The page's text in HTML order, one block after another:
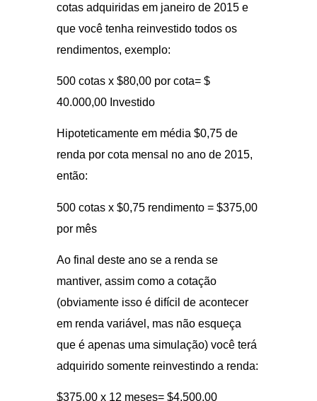
cotas adquiridas em janeiro de 2015 e
que você tenha reinvestido todos os
rendimentos, exemplo:
500 cotas x $80,00 por cota= $
40.000,00 Investido
Hipoteticamente em média $0,75 de
renda por cota mensal no ano de 2015,
então:
500 cotas x $0,75 rendimento = $375,00
por mês
Ao final deste ano se a renda se
mantiver, assim como a cotação
(obviamente isso é difícil de acontecer
em renda variável, mas não esqueça
que é apenas uma simulação) você terá
adquirido somente reinvestindo a renda:
$375,00 x 12 meses= $4.500,00